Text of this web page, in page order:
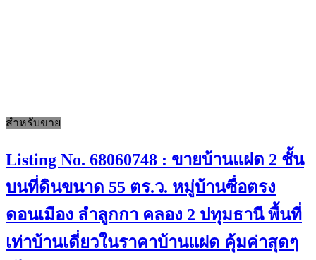
สำหรับขาย
Listing No. 68060748 : ขายบ้านแฝด 2 ชั้น
บนที่ดินขนาด 55 ตร.ว. หมู่บ้านซื่อตรง
ดอนเมือง ลำลูกกา คลอง 2 ปทุมธานี พื้นที่
เท่าบ้านเดี่ยวในราคาบ้านแฝด คุ้มค่าสุดๆ